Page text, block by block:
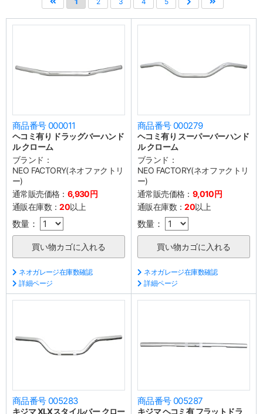
商品番号 000011
ヘコミ有り ドラッグバーハンド
ル クローム
ブランド：
NEO FACTORY(ネオファクトリ
ー)
通常販売価格： 6,930円
通販在庫数：20以上
数量：
ネオガレージ在庫数確認
詳細ページ
商品番号 000279
ヘコミ有り スーパーバーハンド
ル クローム
ブランド：
NEO FACTORY(ネオファクトリ
ー)
通常販売価格： 9,010円
通販在庫数：20以上
数量：
ネオガレージ在庫数確認
詳細ページ
商品番号 005283
キジマ XLXスタイルバー クロー
商品番号 005287
キジマ ヘコミ有 フラットドラ